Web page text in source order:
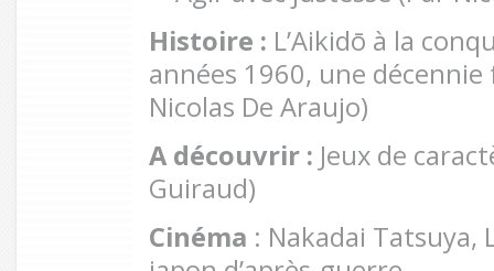
Histoire : L’Aikidō à la
années 1960, une
Nicolas De Araujo)
A découvrir : Jeux de
Guiraud)
Cinéma : Nakadai Tatsuya,